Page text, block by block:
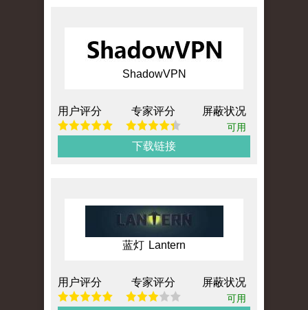
ShadowVPN
用户评分 专家评分 屏蔽状况
可用
下载链接
蓝灯 Lantern
用户评分 专家评分 屏蔽状况
可用